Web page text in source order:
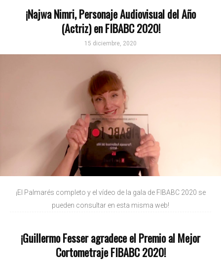
¡Najwa Nimri, Personaje Audiovisual del Año
(Actriz) en FIBABC 2020!
15 diciembre, 2020
¡El Palmarés completo y el vídeo de la gala de FIBABC 2020 se
pueden consultar en esta misma web!
¡Guillermo Fesser agradece el Premio al Mejor
Cortometraje FIBABC 2020!